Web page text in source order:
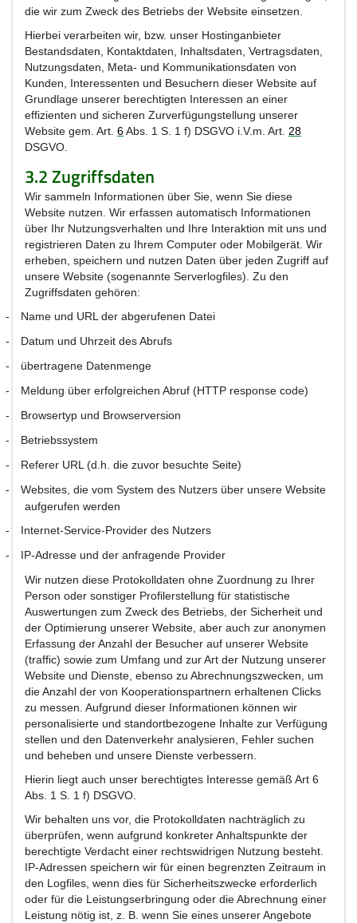
die wir zum Zweck des Betriebs der Website einsetzen.
Hierbei verarbeiten wir, bzw. unser Hostinganbieter
Bestandsdaten, Kontaktdaten, Inhaltsdaten, Vertragsdaten,
Nutzungsdaten, Meta- und Kommunikationsdaten von
Kunden, Interessenten und Besuchern dieser Website auf
Grundlage unserer berechtigten Interessen an einer
effizienten und sicheren Zurverfügungstellung unserer
Website gem. Art. 6Abs. 1 S. 1 f) DSGVO i.V.m. Art. 28
DSGVO.
3.2 Zugriffsdaten
Wir sammeln Informationen über Sie, wenn Sie diese
Website nutzen. Wir erfassen automatisch Informationen
über Ihr Nutzungsverhalten und Ihre Interaktion mit uns und
registrieren Daten zu Ihrem Computer oder Mobilgerät. Wir
erheben, speichern und nutzen Daten über jeden Zugriff auf
unsere Website (sogenannte Serverlogfiles). Zu den
Zugriffsdaten gehören:
- Name und URL der abgerufenen Datei
- Datum und Uhrzeit des Abrufs
- übertragene Datenmenge
- Meldung über erfolgreichen Abruf (HTTP response code)
- Browsertyp und Browserversion
- Betriebssystem
- Referer URL (d.h. die zuvor besuchte Seite)
-
Websites, die vom System des Nutzers über unsere Website
aufgerufen werden
- Internet-Service-Provider des Nutzers
-
IP-Adresse und der anfragende Provider
Wir nutzen diese Protokolldaten ohne Zuordnung zu Ihrer
Person oder sonstiger Profilerstellung für statistische
Auswertungen zum Zweck des Betriebs, der Sicherheit und
der Optimierung unserer Website, aber auch zur anonymen
Erfassung der Anzahl der Besucher auf unserer Website
(traffic) sowie zum Umfang und zur Art der Nutzung unserer
Website und Dienste, ebenso zu Abrechnungszwecken, um
die Anzahl der von Kooperationspartnern erhaltenen Clicks
zu messen. Aufgrund dieser Informationen können wir
personalisierte und standortbezogene Inhalte zur Verfügung
stellen und den Datenverkehr analysieren, Fehler suchen
und beheben und unsere Dienste verbessern.
Hierin liegt auch unser berechtigtes Interesse gemäß Art 6
Abs. 1 S. 1 f) DSGVO.
Wir behalten uns vor, die Protokolldaten nachträglich zu
überprüfen, wenn aufgrund konkreter Anhaltspunkte der
berechtigte Verdacht einer rechtswidrigen Nutzung besteht.
IP-Adressen speichern wir für einen begrenzten Zeitraum in
den Logfiles, wenn dies für Sicherheitszwecke erforderlich
oder für die Leistungserbringung oder die Abrechnung einer
Leistung nötig ist, z. B. wenn Sie eines unserer Angebote